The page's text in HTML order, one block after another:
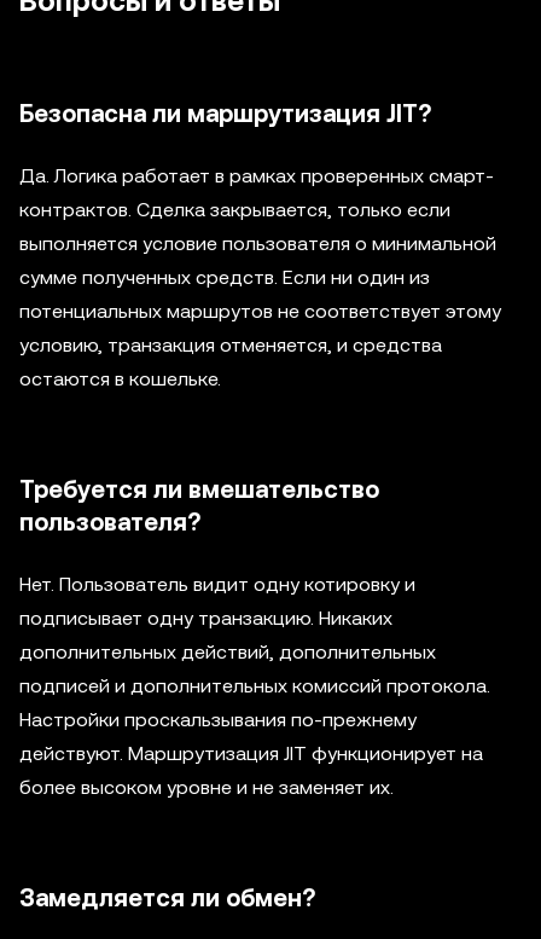
Безопасна ли маршрутизация JIT?
Да. Логика работает в рамках проверенных смарт-
контрактов. Сделка закрывается, только если
выполняется условие пользователя о минимальной
сумме полученных средств. Если ни один из
потенциальных маршрутов не соответствует этому
условию, транзакция отменяется, и средства
остаются в кошельке.
Требуется ли вмешательство
пользователя?
Нет. Пользователь видит одну котировку и
подписывает одну транзакцию. Никаких
дополнительных действий, дополнительных
подписей и дополнительных комиссий протокола.
Настройки проскальзывания по-прежнему
действуют. Маршрутизация JIT функционирует на
более высоком уровне и не заменяет их.
Замедляется ли обмен?